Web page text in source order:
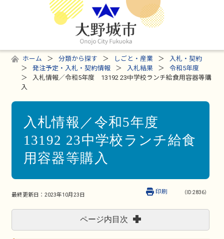
ホーム 分類から探す しごと・産業
入札・契約
発注予定・入札・契約情報
入札結果
令和5年度
入札情報／令和5年度 13192 23中学校ランチ給食用容器等購
入
入札情報／令和5年度
13192 23中学校ランチ給食
用容器等購入
最終更新日： 2023年10月23日 （ID:2836）
印刷
ページ内目次